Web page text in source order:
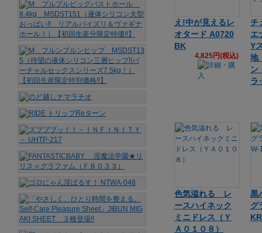
え!中が見えるレ
オタード A0720
BK
4,825円(税込)
チ
エ
Y
地
ン
ラ
色気溢れる レ
ースハイネック
ミニドレス（Ｙ
Ａ０１０８）
グ